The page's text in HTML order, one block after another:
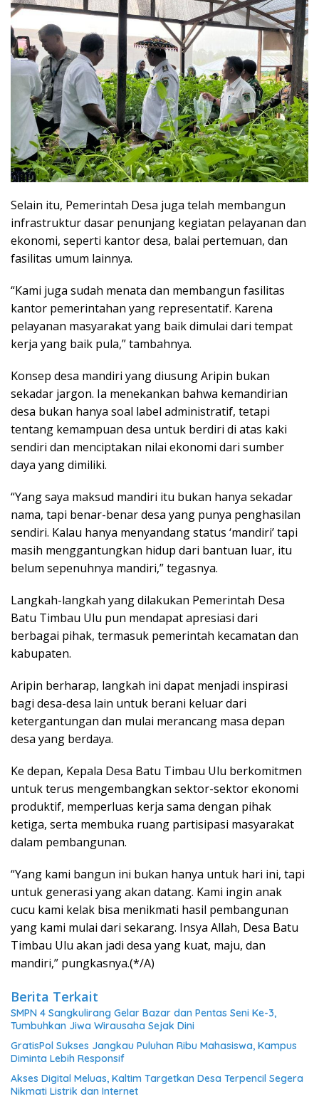
Selain itu, Pemerintah Desa juga telah membangun
infrastruktur dasar penunjang kegiatan pelayanan dan
ekonomi, seperti kantor desa, balai pertemuan, dan
fasilitas umum lainnya.
“Kami juga sudah menata dan membangun fasilitas
kantor pemerintahan yang representatif. Karena
pelayanan masyarakat yang baik dimulai dari tempat
kerja yang baik pula,” tambahnya.
Konsep desa mandiri yang diusung Aripin bukan
sekadar jargon. Ia menekankan bahwa kemandirian
desa bukan hanya soal label administratif, tetapi
tentang kemampuan desa untuk berdiri di atas kaki
sendiri dan menciptakan nilai ekonomi dari sumber
daya yang dimiliki.
“Yang saya maksud mandiri itu bukan hanya sekadar
nama, tapi benar-benar desa yang punya penghasilan
sendiri. Kalau hanya menyandang status ‘mandiri’ tapi
masih menggantungkan hidup dari bantuan luar, itu
belum sepenuhnya mandiri,” tegasnya.
Langkah-langkah yang dilakukan Pemerintah Desa
Batu Timbau Ulu pun mendapat apresiasi dari
berbagai pihak, termasuk pemerintah kecamatan dan
kabupaten.
Aripin berharap, langkah ini dapat menjadi inspirasi
bagi desa-desa lain untuk berani keluar dari
ketergantungan dan mulai merancang masa depan
desa yang berdaya.
Ke depan, Kepala Desa Batu Timbau Ulu berkomitmen
untuk terus mengembangkan sektor-sektor ekonomi
produktif, memperluas kerja sama dengan pihak
ketiga, serta membuka ruang partisipasi masyarakat
dalam pembangunan.
“Yang kami bangun ini bukan hanya untuk hari ini, tapi
untuk generasi yang akan datang. Kami ingin anak
cucu kami kelak bisa menikmati hasil pembangunan
yang kami mulai dari sekarang. Insya Allah, Desa Batu
Timbau Ulu akan jadi desa yang kuat, maju, dan
mandiri,” pungkasnya.(*/A)
Berita Terkait
SMPN 4 Sangkulirang Gelar Bazar dan Pentas Seni Ke-3,
Tumbuhkan Jiwa Wirausaha Sejak Dini
GratisPol Sukses Jangkau Puluhan Ribu Mahasiswa, Kampus
Diminta Lebih Responsif
Akses Digital Meluas, Kaltim Targetkan Desa Terpencil Segera
Nikmati Listrik dan Internet